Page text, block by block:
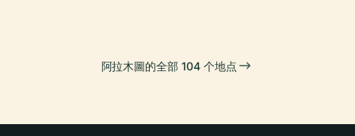
阿拉木圖的全部 104 个地点